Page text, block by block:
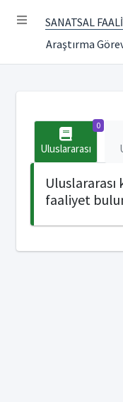
SANATSAL
Araştırma
0
Uluslararası
faaliyet